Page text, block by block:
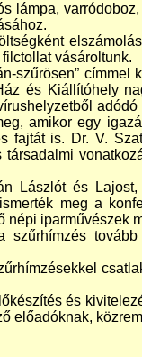
lámpa,
vásároltunk.
szűrösen”
és Kiállítóhely
amikor egy
fajtát is. Dr. V.
Lászlót és
meg a
népi iparművészek
szűrhímzés
és
előadóknak,